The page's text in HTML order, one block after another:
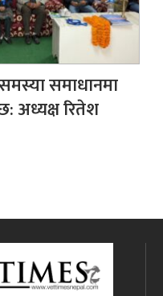
समाधानमा
अध्यक्ष रितेश